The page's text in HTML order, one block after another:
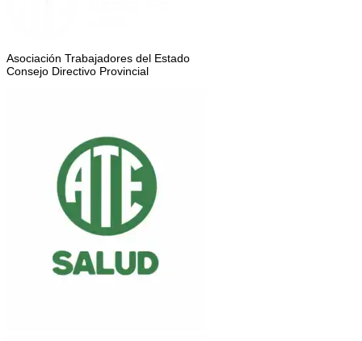
Asociación Trabajadores del Estado
Consejo Directivo Provincial